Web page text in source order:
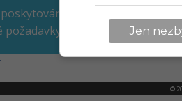
požadavky
Ochrana
Jen
©